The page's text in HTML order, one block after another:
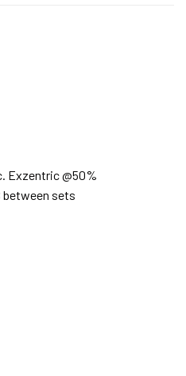
Exzentric @50%
between sets